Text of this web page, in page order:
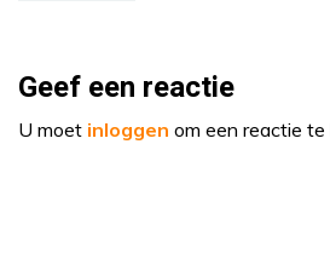
Geef een reactie
U moet inloggen om een reactie